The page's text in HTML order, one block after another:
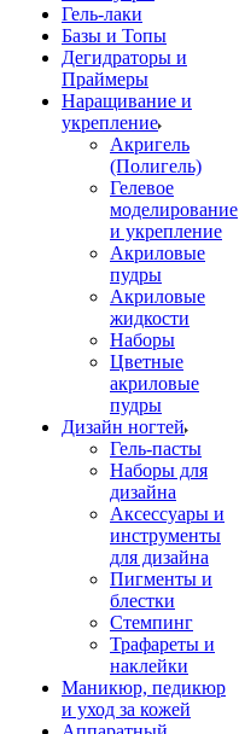
Гель-лаки
Базы и Топы
Дегидраторы и
Праймеры
Наращивание и
укрепление
Акригель
(Полигель)
Гелевое
моделирование
и укрепление
Акриловые
пудры
Акриловые
жидкости
Наборы
Цветные
акриловые
пудры
Дизайн ногтей
Гель-пасты
Наборы для
дизайна
Аксессуары и
инструменты
для дизайна
Пигменты и
блестки
Стемпинг
Трафареты и
наклейки
Маникюр, педикюр
и уход за кожей